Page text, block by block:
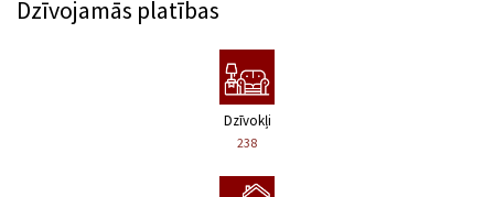
Dzīvojamās platības
Dzīvokļi
238